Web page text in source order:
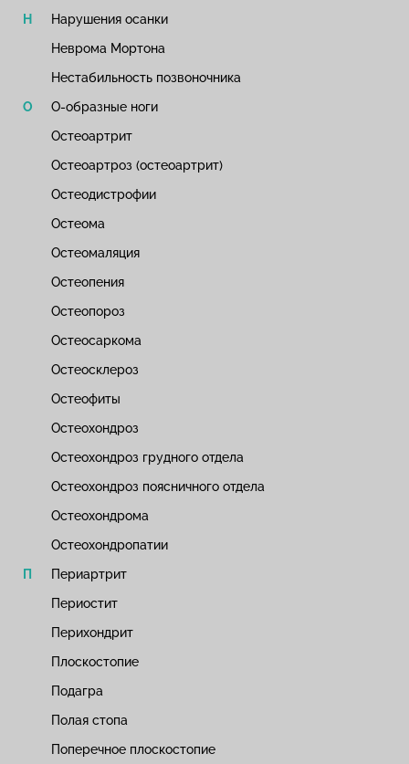
Нарушения осанки
Неврома Мортона
Нестабильность позвоночника
О-образные ноги
Остеоартрит
Остеоартроз (остеоартрит)
Остеодистрофии
Остеома
Остеомаляция
Остеопения
Остеопороз
Остеосаркома
Остеосклероз
Остеофиты
Остеохондроз
Остеохондроз грудного отдела
Остеохондроз поясничного отдела
Остеохондрома
Остеохондропатии
Периартрит
Периостит
Перихондрит
Плоскостопие
Подагра
Полая стопа
Поперечное плоскостопие